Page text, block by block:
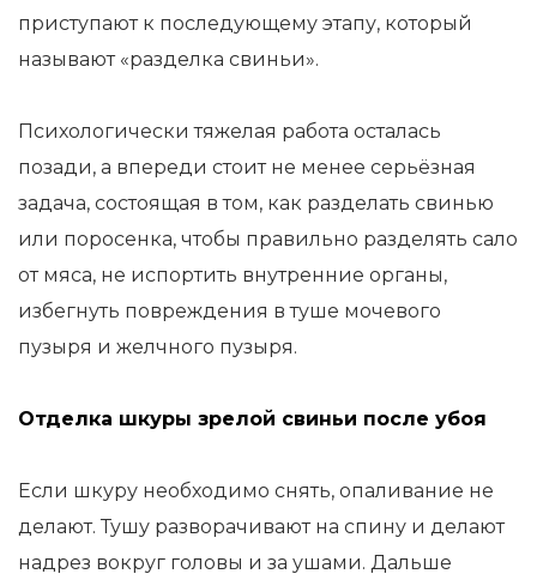
приступают к последующему этапу, который
называют «разделка свиньи».
Психологически тяжелая работа осталась
позади, а впереди стоит не менее серьёзная
задача, состоящая в том, как разделать свинью
или поросенка, чтобы правильно разделять сало
от мяса, не испортить внутренние органы,
избегнуть повреждения в туше мочевого
пузыря и желчного пузыря.
Отделка шкуры зрелой свиньи после убоя
Если шкуру необходимо снять, опаливание не
делают. Тушу разворачивают на спину и делают
надрез вокруг головы и за ушами. Дальше